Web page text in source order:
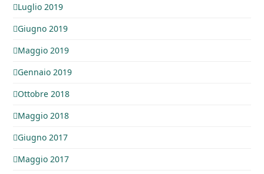
Luglio 2019
Giugno 2019
Maggio 2019
Gennaio 2019
Ottobre 2018
Maggio 2018
Giugno 2017
Maggio 2017